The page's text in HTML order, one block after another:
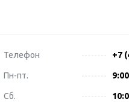
Телефон +7
Пн-пт.
Сб.